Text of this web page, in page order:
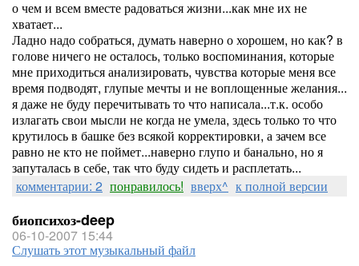
о чем и всем вместе радоваться жизни...как мне их не
хватает...
Ладно надо собраться, думать наверно о хорошем, но как? в
голове ничего не осталось, только воспоминания, которые
мне приходиться анализировать, чувства которые меня все
время подводят, глупые мечты и не воплощенные желания...
я даже не буду перечитывать то что написала...т.к. особо
излагать свои мысли не когда не умела, здесь только то что
крутилось в башке без всякой корректировки, а зачем все
равно не кто не поймет...наверно глупо и банально, но я
запуталась в себе, так что буду сидеть и расплетать...
комментарии: 2 понравилось! вверх^ к полной версии
биопсихоз-deep
06-10-2007 15:44
Слушать этот музыкальный файл